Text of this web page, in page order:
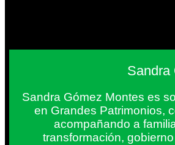
Sandra
Sandra Gómez Montes es
en Grandes Patrimonios,
acompañando a
transformación,